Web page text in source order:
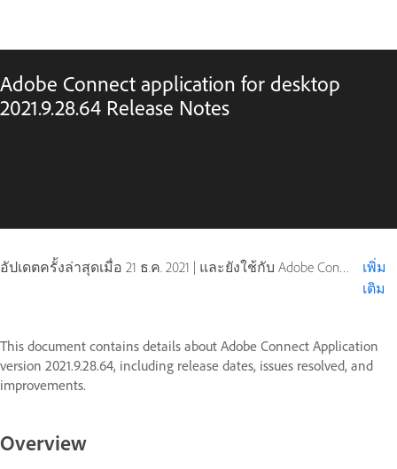
Adobe Connect application for desktop
2021.9.28.64 Release Notes
อัปเดตครั้งล่าสุดเมื่อ 21 ธ.ค. 2021 | และยังใช้กับ Adobe Connect 10, Adobe Connect 11
เพิ่ม
เติม
This document contains details about Adobe Connect Application
version 2021.9.28.64, including release dates, issues resolved, and
improvements.
Overview